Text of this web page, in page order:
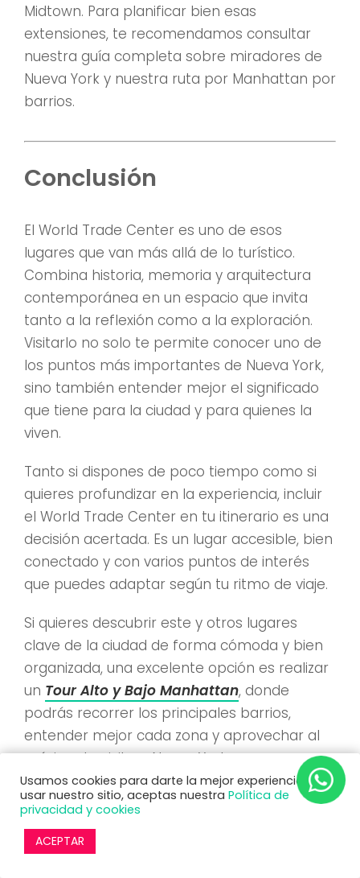
Midtown. Para planificar bien esas
extensiones, te recomendamos consultar
nuestra guía completa sobre miradores de
Nueva York y nuestra ruta por Manhattan por
barrios.
Conclusión
El World Trade Center es uno de esos
lugares que van más allá de lo turístico.
Combina historia, memoria y arquitectura
contemporánea en un espacio que invita
tanto a la reflexión como a la exploración.
Visitarlo no solo te permite conocer uno de
los puntos más importantes de Nueva York,
sino también entender mejor el significado
que tiene para la ciudad y para quienes la
viven.
Tanto si dispones de poco tiempo como si
quieres profundizar en la experiencia, incluir
el World Trade Center en tu itinerario es una
decisión acertada. Es un lugar accesible, bien
conectado y con varios puntos de interés
que puedes adaptar según tu ritmo de viaje.
Si quieres descubrir este y otros lugares
clave de la ciudad de forma cómoda y bien
organizada, una excelente opción es realizar
un Tour Alto y Bajo Manhattan, donde
podrás recorrer los principales barrios,
entender mejor cada zona y aprovechar al
máximo tu visita a Nueva York.
Usamos cookies para darte la mejor experiencia. Al
usar nuestro sitio, aceptas nuestra Política de
privacidad y cookies
ACEPTAR